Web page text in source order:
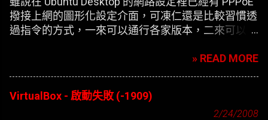
撥接上網的圖形化設定介面，可凍仁還是比較習慣透
過指令的方式，一來可以通行各家版本，二來可以在
» READ MORE
VirtualBox - 啟動失敗 (-1909)
2/24/2008